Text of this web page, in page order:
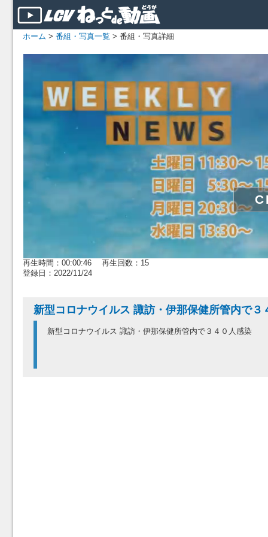
ホーム > 番組・写真一覧 > 番組・写真詳細
再生時間：00:00:46 再生回数：15
登録日：2022/11/24
新型コロナウイルス 諏訪・伊那保健所管内で３
新型コロナウイルス 諏訪・伊那保健所管内で３４０人感染